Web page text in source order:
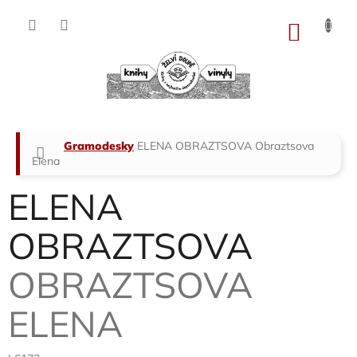
Domů
Gramodesky ELENA OBRAZTSOVA Obraztsova
Elena
ELENA
OBRAZTSOVA
OBRAZTSOVA
ELENA